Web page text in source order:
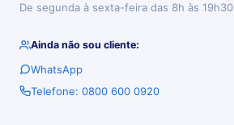
De segunda à sexta-feira das 8h às 19h30
Ainda não sou cliente:
WhatsApp
Telefone: 0800 600 0920